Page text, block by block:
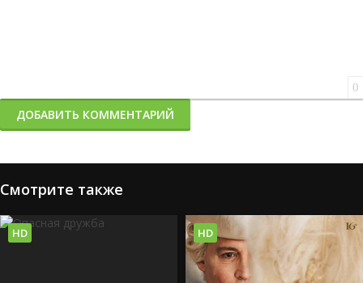
0
ДОБАВИТЬ КОММЕНТАРИЙ
Смотрите также
HD HD